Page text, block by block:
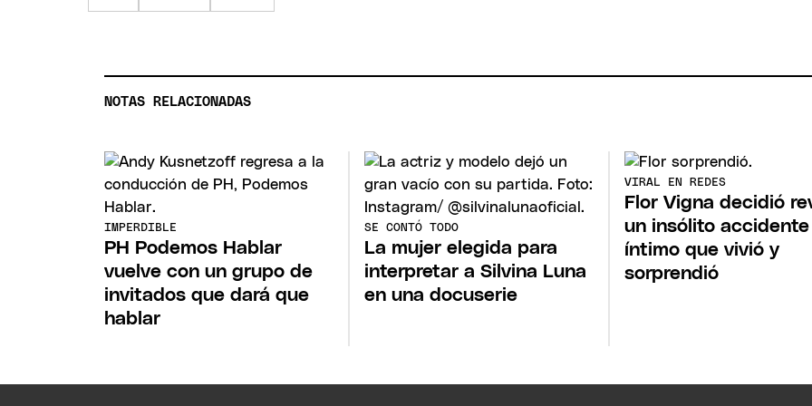
NOTAS RELACIONADAS
IMPERDIBLE
PH Podemos Hablar
vuelve con un grupo de
invitados que dará que
hablar
SE CONTÓ TODO
La mujer elegida para
interpretar a Silvina Luna
en una docuserie
VIRAL EN REDES
Flor Vigna decidió
un insólito accidente
íntimo que vivió y
sorprendió